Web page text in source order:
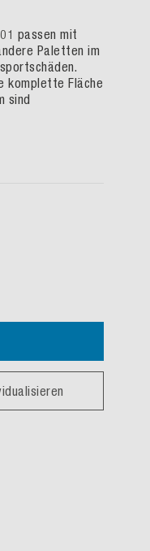
passen mit
Paletten im
komplette Fläche
sind